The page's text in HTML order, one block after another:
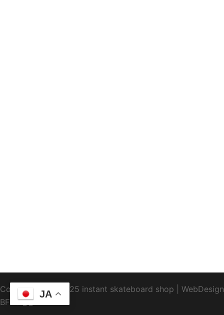
Copyright1995-2025 instant skateboard shop
WebDesign
BFTC_ _.
JA